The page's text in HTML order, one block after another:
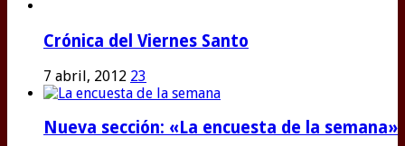
Crónica del Viernes Santo
7 abril, 2012 23
Nueva sección: «La encuesta de la semana»